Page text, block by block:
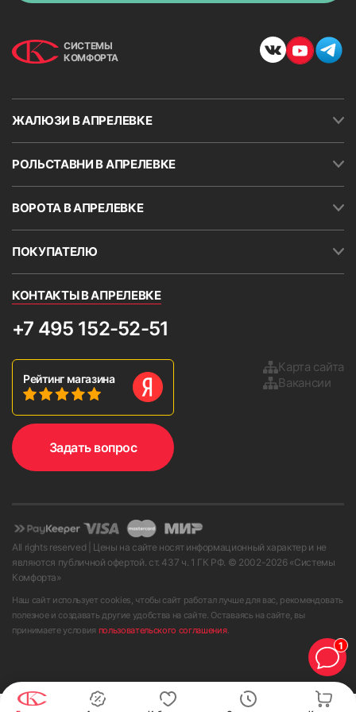
СИСТЕМЫ
КОМФОРТА
ЖАЛЮЗИ В АПРЕЛЕВКЕ
РОЛЬСТАВНИ В АПРЕЛЕВКЕ
ВОРОТА В АПРЕЛЕВКЕ
ПОКУПАТЕЛЮ
КОНТАКТЫ В АПРЕЛЕВКЕ
+7 495 152-52-51
Рейтинг магазина
Карта сайта
Вакансии
Задать вопрос
All rights reserved | Цены на сайте носят информационный характер и не
являются публичной офертой. ст. 437 ч. 1 ГК РФ. © 2002-2026 «Системы
Комфорта»
Наш сайт использует cookies, чтобы сайт работал лучше для вас, рекомендовать
полезное и создавать другие удобства на сайте. Оставаясь на сайте, вы
принимаете условия пользовательского соглашения.
1